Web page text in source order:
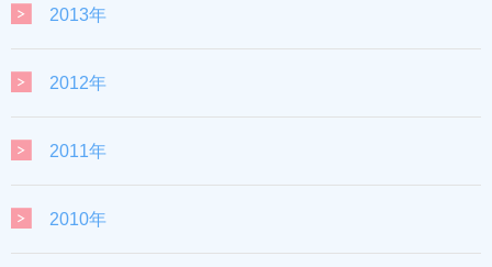
2013年
2012年
2011年
2010年